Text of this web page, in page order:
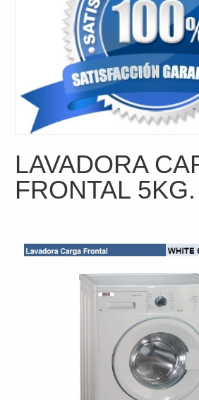
LAVADORA
FRONTAL 5KG.